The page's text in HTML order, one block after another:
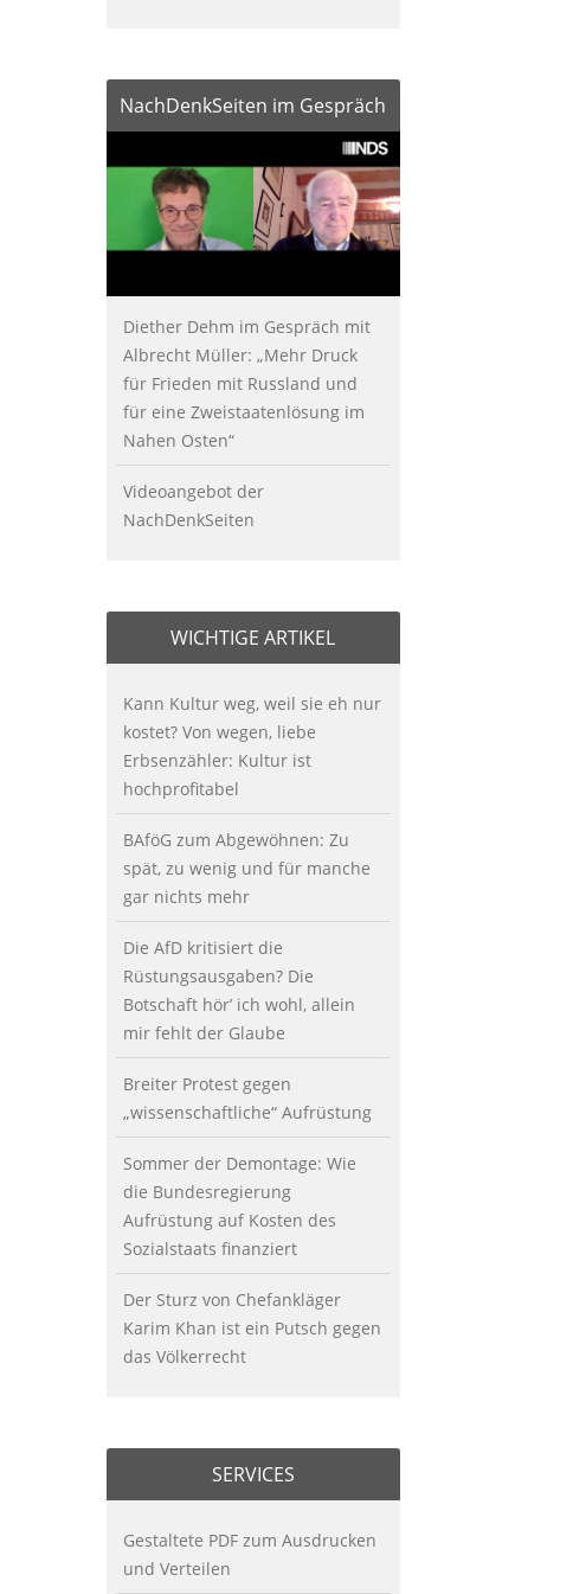
NachDenkSeiten im Gespräch
Diether Dehm im Gespräch mit
Albrecht Müller: „Mehr Druck
für Frieden mit Russland und
für eine Zweistaatenlösung im
Nahen Osten“
Videoangebot der
NachDenkSeiten
WICHTIGE ARTIKEL
Kann Kultur weg, weil sie eh nur
kostet? Von wegen, liebe
Erbsenzähler: Kultur ist
hochprofitabel
BAföG zum Abgewöhnen: Zu
spät, zu wenig und für manche
gar nichts mehr
Die AfD kritisiert die
Rüstungsausgaben? Die
Botschaft hör’ ich wohl, allein
mir fehlt der Glaube
Breiter Protest gegen
„wissenschaftliche“ Aufrüstung
Sommer der Demontage: Wie
die Bundesregierung
Aufrüstung auf Kosten des
Sozialstaats finanziert
Der Sturz von Chefankläger
Karim Khan ist ein Putsch gegen
das Völkerrecht
SERVICES
Gestaltete PDF zum Ausdrucken
und Verteilen